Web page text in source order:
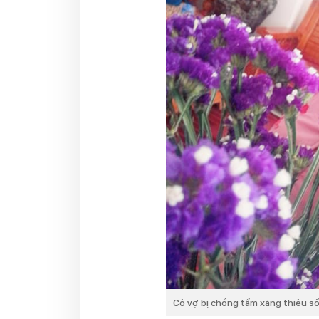
Cô vợ bị chồng tẩm xăng thiêu